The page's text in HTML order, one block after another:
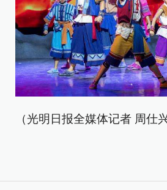
（光明日报全媒体记者 周仕